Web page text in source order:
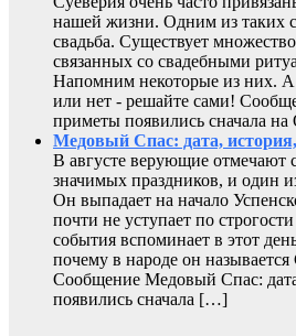
нашей жизни. Одним из таких
свадьба. Существует
связанных со свадебными
Напомним некоторые из них.
или нет - решайте сами!
приметы появились сначала на
Медовый Спас: дата,
В августе верующие отмечают
значимых праздников, и
Он выпадает на начало
почти не уступает по
события вспоминает в этот
почему в народе он
Сообщение Медовый Спас:
появились сначала […]